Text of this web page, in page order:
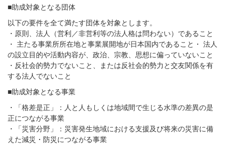
■助成対象となる団体
以下の要件を全て満たす団体を対象とします。
・原則、法人（営利／非営利等の法人格は問わない）であること
・ 主たる事業所所在地と事業展開地が日本国内であること・ 法人
の設立目的や活動内容が、政治、宗教、思想に偏っていないこと
・反社会的勢力でないこと、または反社会的勢力と交友関係を有
する法人でないこと
■助成対象となる事業
・「格差是正」：人と人もしくは地域間で生じる水準の差異の是
正につながる事業
・「災害分野」：災害発生地域における支援及び将来の災害に備
えた減災・防災につながる事業